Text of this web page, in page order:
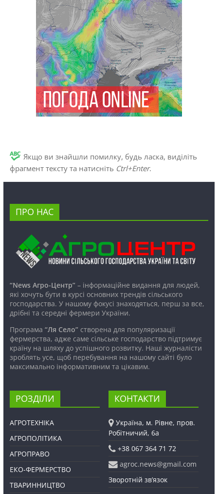
Якщо ви знайшли помилку, будь ласка, виділіть
фрагмент тексту та натисніть Ctrl+Enter.
ПРО НАС
“News Агро-Центр”– інформаційне видання для людей,
які хочуть бути в курсі основних трендів сільського
господарства. У нашому фокусі знаходяться, перш за все,
дрібні та середні фермери України.
Програма “Ля Село”створена для популяризації
фермерства, адже саме сільське господарство підтримує
країну на шляху до успішного розвитку. Наші журналісти
зроблять усе, щоб перебування на нашому сайті було
максимально інформативним та цікавим.
РОЗДІЛИ
АГРОТЕХНІКА
АГРОПОЛІТИКА
АГРОПРАВО
ЕКО-ФЕРМЕРСТВО
ТВАРИННИЦТВО
КОНТАКТИ
Україна, м. Рівне, пров.
Робітничий, 6а
+38 067 364 71 72
agroc.news@gmail.com
Зворотній зв’язок